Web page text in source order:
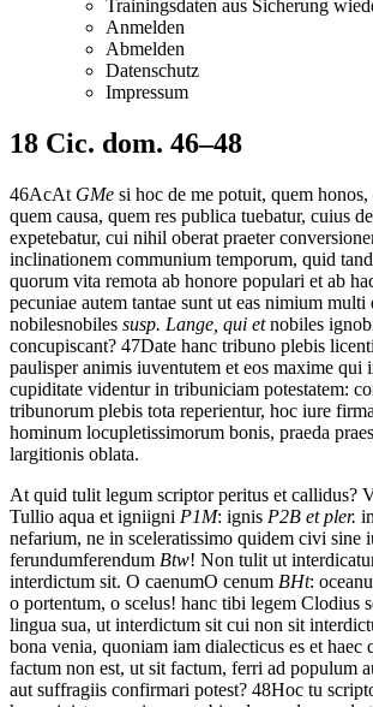
Trainingsdaten aus Sicherung
Anmelden
Abmelden
Datenschutz
Impressum
18 Cic. dom. 46–48
46AcAt GMe si hoc de me potuit, quem honos,
quem causa, quem res publica tuebatur, cuius
expetebatur, cui nihil oberat praeter
inclinationem communium temporum, quid
quorum vita remota ab honore populari et ab
pecuniae autem tantae sunt ut eas nimium multi
nobilesnobiles susp. Lange, qui etnobiles
concupiscant? 47Date hanc tribuno plebis
paulisper animis iuventutem et eos maxime qui
cupiditate videntur in tribuniciam potestatem:
tribunorum plebis tota reperientur, hoc iure
hominum locupletissimorum bonis, praeda
largitionis oblata.
At quid tulit legum scriptor peritus et callidus?
Tullio aqua et igniigni P1M: ignis P2B et pler.
nefarium, ne in sceleratissimo quidem civi sine
ferundumferendum Btw! Non tulit ut
interdictum sit. O caenumO cenum BHt:
o portentum, o scelus! hanc tibi legem Clodius
lingua sua, ut interdictum sit cui non sit
bona venia, quoniam iam dialecticus es et haec
factum non est, ut sit factum, ferri ad populum
aut suffragiis confirmari potest? 48Hoc tu